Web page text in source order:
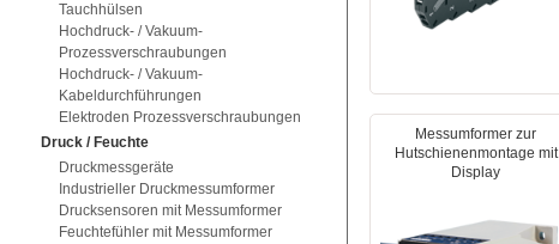
Tauchhülsen
Hochdruck- / Vakuum-
Prozessverschraubungen
Hochdruck- / Vakuum-
Kabeldurchführungen
Elektroden Prozessverschraubungen
Druck / Feuchte
Druckmessgeräte
Industrieller Druckmessumformer
Drucksensoren mit Messumformer
Feuchtefühler mit Messumformer
Messumformer zur
Hutschienenmontage mit
Display